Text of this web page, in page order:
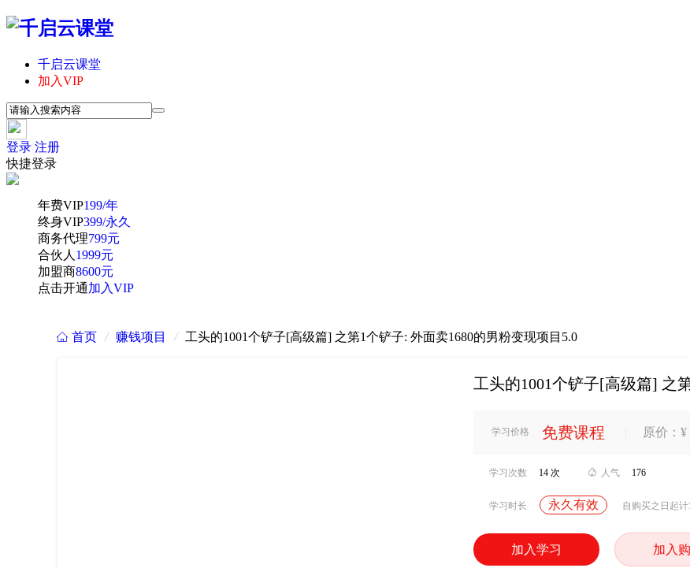
千启云课堂
加入VIP
登录 注册
快捷登录
年费VIP199/年
终身VIP399/永久
商务代理799元
合伙人 1999元
加盟商8600元
点击开通加入VIP
 首页 / 赚钱项目 / 工头的1001个铲子[高级篇] 之第1个铲子: 外面卖1680的男粉变现项目5.0
工头的1001个铲子[高级篇] 之
学习价格 免费课程 原价：¥
学习次数 14 次  人气 176
学习时长 永久有效 自购买之日起
加入学习 加入